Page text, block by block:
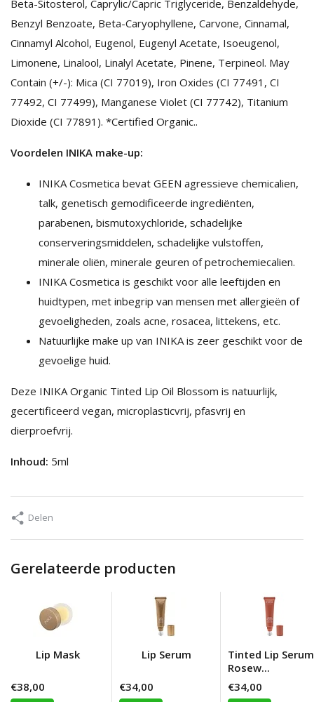
Beta-Sitosterol, Caprylic/Capric Triglyceride, Benzaldehyde,
Benzyl Benzoate, Beta-Caryophyllene, Carvone, Cinnamal,
Cinnamyl Alcohol, Eugenol, Eugenyl Acetate, Isoeugenol,
Limonene, Linalool, Linalyl Acetate, Pinene, Terpineol. May
Contain (+/-): Mica (CI 77019), Iron Oxides (CI 77491, CI
77492, CI 77499), Manganese Violet (CI 77742), Titanium
Dioxide (CI 77891). *Certified Organic..
Voordelen INIKA make-up:
INIKA Cosmetica bevat GEEN agressieve chemicalien,
talk, genetisch gemodificeerde ingrediënten,
parabenen, bismutoxychloride, schadelijke
conserveringsmiddelen, schadelijke vulstoffen,
minerale oliën, minerale geuren of petrochemiecalien.
INIKA Cosmetica is geschikt voor alle leeftijden en
huidtypen, met inbegrip van mensen met allergieën of
gevoeligheden, zoals acne, rosacea, littekens, etc.
Natuurlijke make up van INIKA is zeer geschikt voor de
gevoelige huid.
Deze INIKA Organic Tinted Lip Oil Blossom is natuurlijk,
gecertificeerd vegan, microplasticvrij, pfasvrij en
dierproefvrij.
Inhoud: 5ml
Delen
Gerelateerde producten
Lip Mask
€38,00
Lip Serum
€34,00
Tinted Lip Serum
Rosew...
€34,00